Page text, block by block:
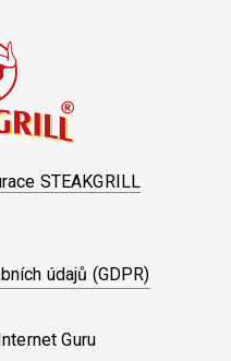
STEAKGRILL
údajů (GDPR)
Guru